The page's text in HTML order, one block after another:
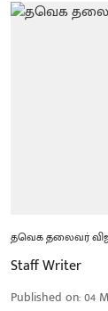
தவெக தலைவர்
Staff Writer
Published on:04